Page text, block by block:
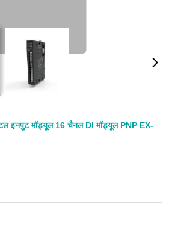
इनपुट मॉड्यूल 16 चैनल DI मॉड्यूल PNP EX-